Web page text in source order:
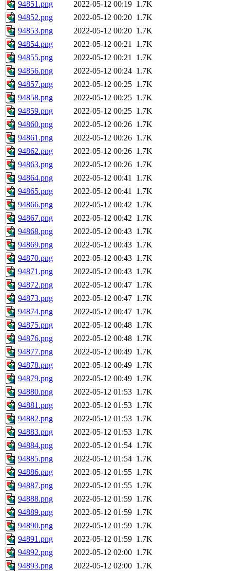
94851.png 2022-05-12 00:19 1.7K
94852.png
2022-05-12 00:20 1.7K
94853.png
2022-05-12 00:20 1.7K
94854.png
2022-05-12 00:21 1.7K
94855.png
2022-05-12 00:21 1.7K
94856.png
2022-05-12 00:24 1.7K
94857.png
2022-05-12 00:25 1.7K
94858.png
2022-05-12 00:25 1.7K
94859.png
2022-05-12 00:25 1.7K
94860.png
2022-05-12 00:26 1.7K
94861.png
2022-05-12 00:26 1.7K
94862.png
2022-05-12 00:26 1.7K
94863.png
2022-05-12 00:26 1.7K
94864.png
2022-05-12 00:41 1.7K
94865.png
2022-05-12 00:41 1.7K
94866.png
2022-05-12 00:42 1.7K
94867.png
2022-05-12 00:42 1.7K
94868.png
2022-05-12 00:43 1.7K
94869.png
2022-05-12 00:43 1.7K
94870.png
2022-05-12 00:43 1.7K
94871.png
2022-05-12 00:43 1.7K
94872.png
2022-05-12 00:47 1.7K
94873.png
2022-05-12 00:47 1.7K
94874.png
2022-05-12 00:47 1.7K
94875.png
2022-05-12 00:48 1.7K
94876.png
2022-05-12 00:48 1.7K
94877.png
2022-05-12 00:49 1.7K
94878.png
2022-05-12 00:49 1.7K
94879.png
2022-05-12 00:49 1.7K
94880.png
2022-05-12 01:53 1.7K
94881.png
2022-05-12 01:53 1.7K
94882.png
2022-05-12 01:53 1.7K
94883.png
2022-05-12 01:53 1.7K
94884.png
2022-05-12 01:54 1.7K
94885.png
2022-05-12 01:54 1.7K
94886.png
2022-05-12 01:55 1.7K
94887.png
2022-05-12 01:55 1.7K
94888.png
2022-05-12 01:59 1.7K
94889.png
2022-05-12 01:59 1.7K
94890.png
2022-05-12 01:59 1.7K
94891.png
2022-05-12 01:59 1.7K
94892.png
2022-05-12 02:00 1.7K
94893.png
2022-05-12 02:00 1.7K